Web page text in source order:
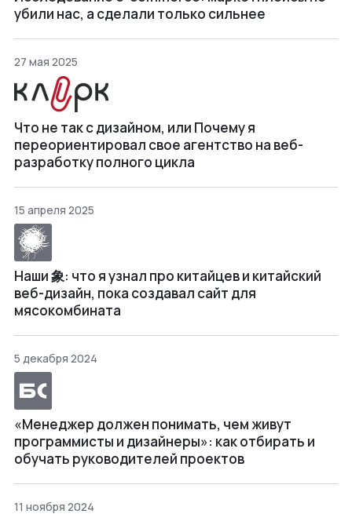
убили нас, а сделали только сильнее
27 мая 2025
Что не так с дизайном, или Почему я
переориентировал свое агентство на веб-
разработку полного цикла
15 апреля 2025
Наши 象: что я узнал про китайцев и китайский
веб-дизайн, пока создавал сайт для
мясокомбината
5 декабря 2024
«Менеджер должен понимать, чем живут
программисты и дизайнеры»: как отбирать и
обучать руководителей проектов
11 ноября 2024